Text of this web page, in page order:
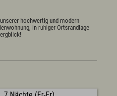
hochwertig und modern
in ruhiger Ortsrandlage